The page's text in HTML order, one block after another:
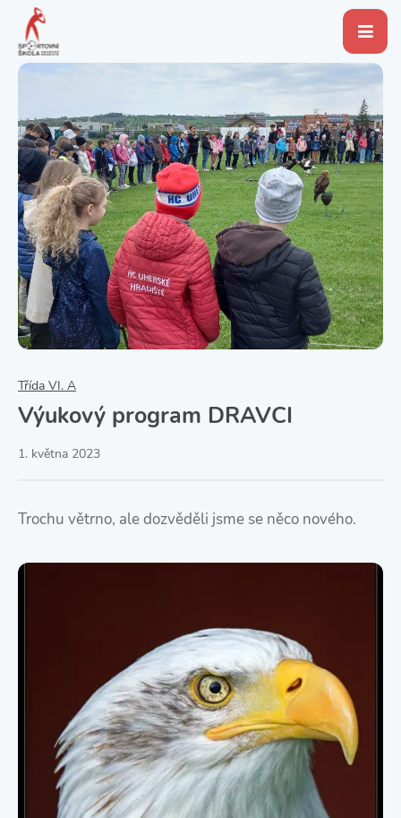
Třída VI. A
Výukový program DRAVCI
1. května 2023
Trochu větrno, ale dozvěděli jsme se něco nového.